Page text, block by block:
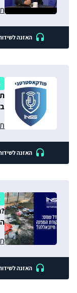
האזנה
האזנה
האזנה